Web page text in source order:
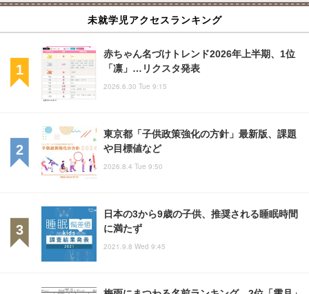
未就学児アクセスランキング
赤ちゃん名づけトレンド2026年上半期、1位
「凛」…リクスタ発表
2026.6.30 Tue 9:15
東京都「子供政策強化の方針」最新版、課題
や目標値など
2026.8.4 Tue 9:50
日本の3から9歳の子供、推奨される睡眠時間
に満たず
2021.9.8 Wed 9:45